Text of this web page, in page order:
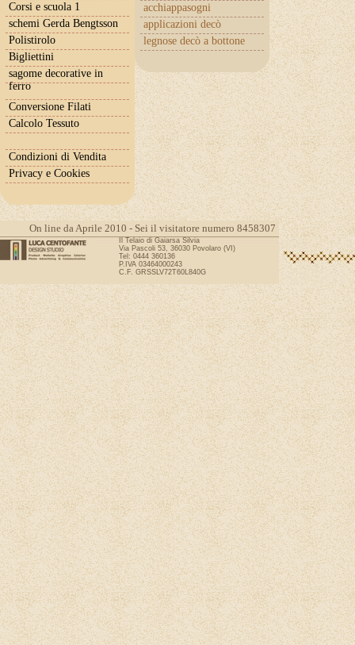
acchiappasogni
applicazioni decò
legnose decò a bottone
Corsi e scuola 1
schemi Gerda Bengtsson
Polistirolo
Bigliettini
sagome decorative in
ferro
Conversione Filati
Calcolo Tessuto
Condizioni di Vendita
Privacy e Cookies
On line da Aprile 2010 - Sei il visitatore numero 8458307
Il Telaio di Gaiarsa Silvia
Via Pascoli 53, 36030 Povolaro (VI)
Tel: 0444 360136
P.IVA 03464000243
C.F. GRSSLV72T60L840G